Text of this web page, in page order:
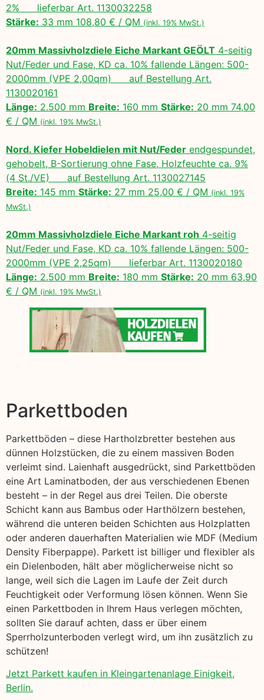
2% lieferbar Art. 1130032258
Stärke: 33 mm 108,80 € / QM (inkl. 19% MwSt.)
20mm Massivholzdiele Eiche Markant GEÖLT 4-seitig
Nut/Feder und Fase, KD ca. 10% fallende Längen: 500-
2000mm (VPE 2,00qm) auf Bestellung Art.
1130020161
Länge: 2.500 mm Breite: 160 mm Stärke: 20 mm 74,00
€ / QM (inkl. 19% MwSt.)
Nord. Kiefer Hobeldielen mit Nut/Feder endgespundet,
gehobelt, B-Sortierung ohne Fase, Holzfeuchte ca. 9%
(4 St./VE) auf Bestellung Art. 1130027145
Breite: 145 mm Stärke: 27 mm 25,00 € / QM (inkl. 19%
MwSt.)
20mm Massivholzdiele Eiche Markant roh 4-seitig
Nut/Feder und Fase, KD ca. 10% fallende Längen: 500-
2000mm (VPE 2,25qm) lieferbar Art. 1130020180
Länge: 2.500 mm Breite: 180 mm Stärke: 20 mm 63,90
€ / QM (inkl. 19% MwSt.)
Parkettboden
Parkettböden – diese Hartholzbretter bestehen aus
dünnen Holzstücken, die zu einem massiven Boden
verleimt sind. Laienhaft ausgedrückt, sind Parkettböden
eine Art Laminatboden, der aus verschiedenen Ebenen
besteht – in der Regel aus drei Teilen. Die oberste
Schicht kann aus Bambus oder Harthölzern bestehen,
während die unteren beiden Schichten aus Holzplatten
oder anderen dauerhaften Materialien wie MDF (Medium
Density Fiberpappe). Parkett ist billiger und flexibler als
ein Dielenboden, hält aber möglicherweise nicht so
lange, weil sich die Lagen im Laufe der Zeit durch
Feuchtigkeit oder Verformung lösen können. Wenn Sie
einen Parkettboden in Ihrem Haus verlegen möchten,
sollten Sie darauf achten, dass er über einem
Sperrholzunterboden verlegt wird, um ihn zusätzlich zu
schützen!
Jetzt Parkett kaufen in Kleingartenanlage Einigkeit,
Berlin.